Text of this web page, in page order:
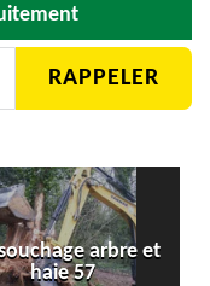
arbre et
haie 57